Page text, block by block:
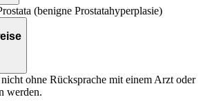
(benigne Prostatahyperplasie)
ohne Rücksprache mit einem Arzt oder
werden.